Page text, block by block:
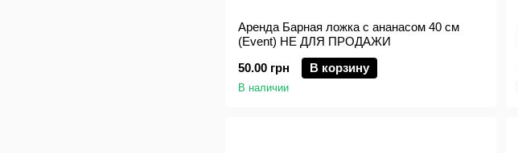
Аренда Барная ложка с ананасом 40 см
(Event) НЕ ДЛЯ ПРОДАЖИ
50.00 грн
В корзину
В наличии